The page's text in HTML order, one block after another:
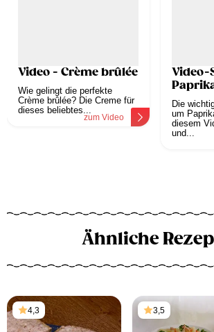
Video - Crème brûlée
Wie gelingt die perfekte
Crème brûlée? Die Creme für
dieses beliebtes...
zum Video
Video-
Die
um
diesem
und...
Ähnliche
4,3 3,5